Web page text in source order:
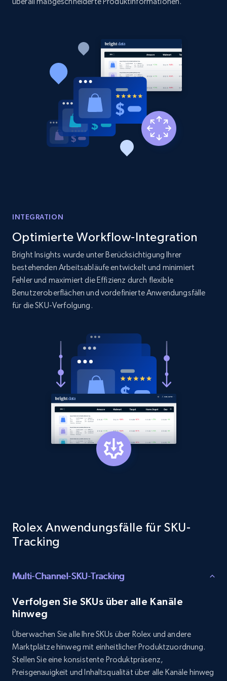
specified keywords
URL, Product id, Listing inventory id, Title, Rating,
Reviews count shop, Reviews count item, Initial
price, and more.
322+ Jetzt anfangen
Etsy - Collects data from shop's URL
Amazon products search
Asin, URL, Name, Sponsored, Initial price, Final
price, Currency, Sold, and more.
URL, Product id, Title, Product description,
Rating, Reviews count, Initial price, Discount,
and more.
1.3K+ 175+ Jetzt anfangen
URL, Product id, Title, Product description,
Rating, Reviews count, Initial price, Discount,
and more.
1.3K+ 175+
Target - Discover products by category url
URL, Product id, Title, Product description,
Rating, Reviews count, Initial price, Discount,
and more.
INTEGRATION
Optimierte Workflow-Integration
Bright Insights wurde unter Berücksichtigung Ihrer
bestehenden Arbeitsabläufe entwickelt und minimiert
Fehler und maximiert die Effizienz durch flexible
Benutzeroberflächen und vordefinierte Anwendungsfälle
für die SKU-Verfolgung.
Rolex Anwendungsfälle für SKU-
Tracking
Multi-Channel-SKU-Tracking
Verfolgen Sie SKUs über alle Kanäle
hinweg
Überwachen Sie alle Ihre SKUs über Rolex und andere
Marktplätze hinweg mit einheitlicher Produktzuordnung.
Stellen Sie eine konsistente Produktpräsenz,
Preisgenauigkeit und Inhaltsqualität über alle Kanäle hinweg